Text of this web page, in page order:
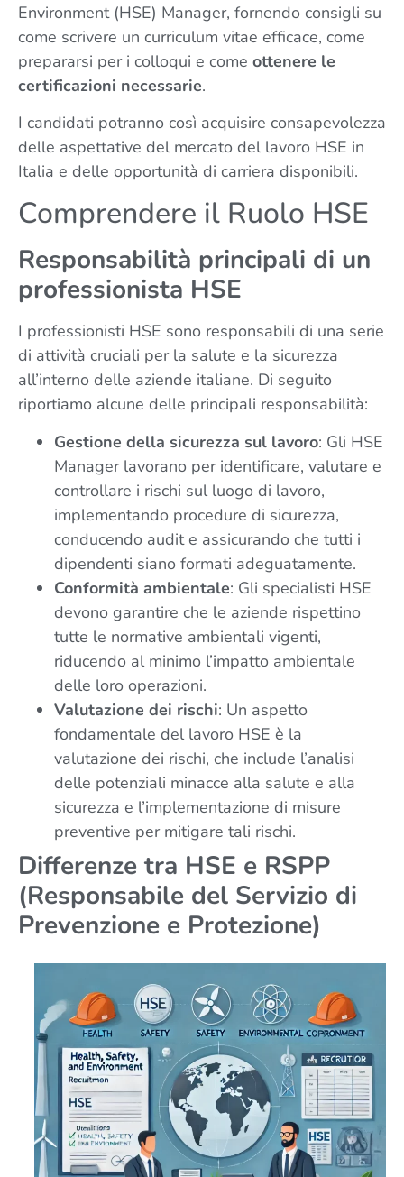
Environment (HSE) Manager, fornendo consigli su
come scrivere un curriculum vitae efficace, come
prepararsi per i colloqui e come ottenere le
certificazioni necessarie.
I candidati potranno così acquisire consapevolezza
delle aspettative del mercato del lavoro HSE in
Italia e delle opportunità di carriera disponibili.
Comprendere il Ruolo HSE
Responsabilità principali di un
professionista HSE
I professionisti HSE sono responsabili di una serie
di attività cruciali per la salute e la sicurezza
all’interno delle aziende italiane. Di seguito
riportiamo alcune delle principali responsabilità:
Gestione della sicurezza sul lavoro: Gli HSE
Manager lavorano per identificare, valutare e
controllare i rischi sul luogo di lavoro,
implementando procedure di sicurezza,
conducendo audit e assicurando che tutti i
dipendenti siano formati adeguatamente.
Conformità ambientale: Gli specialisti HSE
devono garantire che le aziende rispettino
tutte le normative ambientali vigenti,
riducendo al minimo l’impatto ambientale
delle loro operazioni.
Valutazione dei rischi: Un aspetto
fondamentale del lavoro HSE è la
valutazione dei rischi, che include l’analisi
delle potenziali minacce alla salute e alla
sicurezza e l’implementazione di misure
preventive per mitigare tali rischi.
Differenze tra HSE e RSPP
(Responsabile del Servizio di
Prevenzione e Protezione)